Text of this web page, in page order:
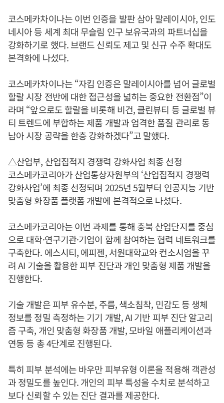
코스메카차이나는 이번 인증을 발판 삼아 말레이시아, 인도
네시아 등 세계 최대 무슬림 인구 보유국과의 파트너십을
강화하기로 했다. 브랜드 신뢰도 제고 및 신규 수주 확대도
본격화에 나섰다.
코스메카차이나는 “자킴 인증은 말레이시아를 넘어 글로벌
할랄 시장 전반에 대한 접근성을 넓히는 중요한 전환점”이
라며 “앞으로도 할랄을 비롯해 비건, 클린뷰티 등 글로벌 뷰
티 트렌드에 부합하는 제품 개발과 엄격한 품질 관리로 동
남아 시장 공략을 한층 강화하겠다”고 말했다.
△산업부, 산업집적지 경쟁력 강화사업 최종 선정
코스메카코리아가 산업통상자원부의 ‘산업집적지 경쟁력
강화사업’에 최종 선정되며 2025년 5월부터 인공지능 기반
맞춤형 화장품 플랫폼 개발에 본격적으로 나섰다.
코스메카코리아는 이번 과제를 통해 충북 산업단지를 중심
으로 대학·연구기관·기업이 함께 참여하는 협력 네트워크를
구축한다. 에스시티, 에피젠, 서원대학교와 컨소시엄을 꾸
려 AI 기술을 활용한 피부 진단과 개인 맞춤형 제품 개발을
진행한다.
기술 개발은 피부 유수분, 주름, 색소침착, 민감도 등 생체
정보를 정밀 측정하는 기기 개발, AI 기반 피부 진단 알고리
즘 구축, 개인 맞춤형 화장품 개발, 모바일 애플리케이션과
연동 등 총 4단계로 진행된다.
특히 피부 분석에는 바우만 피부유형 이론을 적용해 객관성
과 정밀도를 높인다. 개인의 피부 특성을 수치로 분석하고
보다 신뢰할 수 있는 진단 결과를 제공한다.